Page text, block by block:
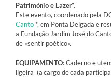
Património e Lazer”.
Este evento, coordenado pela
Canto *, em Ponta Delgada e
a Fundação Jardim José do
de «sentir poético».
EQUIPAMENTO: Caderno e
ligeira (a cargo de cada